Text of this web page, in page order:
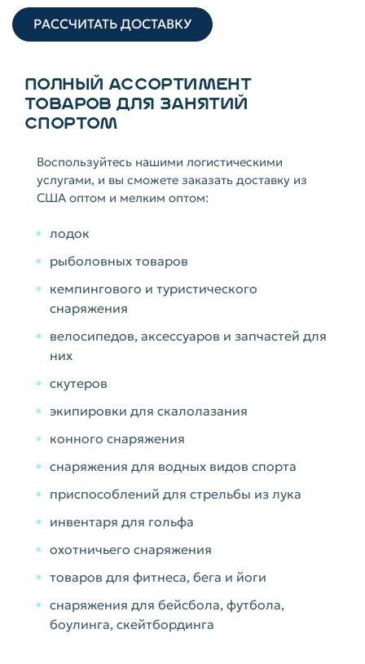
РАССЧИТАТЬ ДОСТАВКУ
ПОЛНЫЙ АССОРТИМЕНТ
ТОВАРОВ ДЛЯ ЗАНЯТИЙ
СПОРТОМ
Воспользуйтесь нашими логистическими
услугами, и вы сможете заказать доставку из
США оптом и мелким оптом:
лодок
рыболовных товаров
кемпингового и туристического
снаряжения
велосипедов, аксессуаров и запчастей для
них
скутеров
экипировки для скалолазания
конного снаряжения
снаряжения для водных видов спорта
приспособлений для стрельбы из лука
инвентаря для гольфа
охотничьего снаряжения
товаров для фитнеса, бега и йоги
снаряжения для бейсбола, футбола,
боулинга, скейтбординга